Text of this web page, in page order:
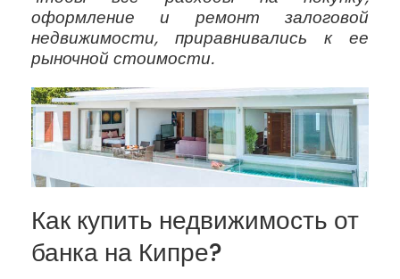
оформление и ремонт залоговой
недвижимости, приравнивались к ее
рыночной стоимости.
Как купить недвижимость от
банка на Кипре?